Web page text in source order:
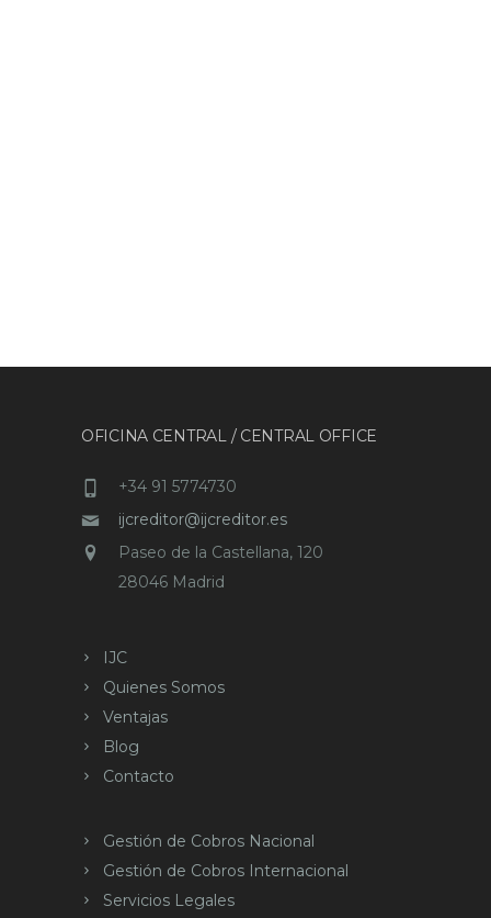
OFICINA CENTRAL / CENTRAL OFFICE
+34 91 5774730
ijcreditor@ijcreditor.es
Paseo de la Castellana, 120
28046 Madrid
IJC
Quienes Somos
Ventajas
Blog
Contacto
Gestión de Cobros Nacional
Gestión de Cobros Internacional
Servicios Legales